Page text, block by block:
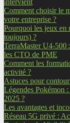
intervient
Comment choisir le
votre entreprise ?
Pourquoi les jeux en
toujours) ?
TerraMaster U4-500
les CTO de PME
Comment les
activité ?
Astuces pour
Légendes Pokémon
2025 ?
Les avantages et
Réseau 5G privé :